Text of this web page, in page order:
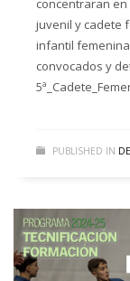
concentraran
juvenil y cadete
infantil
convocados y
PUBLISHED IN